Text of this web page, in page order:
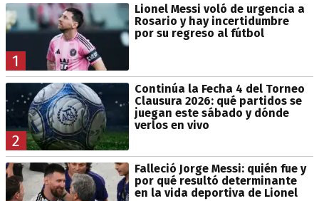
1
Lionel Messi voló de urgencia a
Rosario y hay incertidumbre
por su regreso al fútbol
2
Continúa la Fecha 4 del Torneo
Clausura 2026: qué partidos se
juegan este sábado y dónde
verlos en vivo
Falleció Jorge Messi: quién fue y
por qué resultó determinante
en la vida deportiva de Lionel